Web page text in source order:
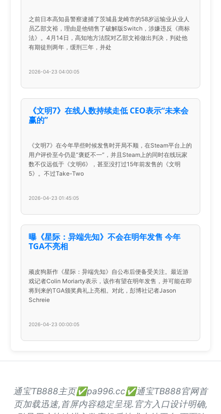
之前日本高知县警察逮捕了茨城县龙崎市的58岁运输业从业人
员乙部文裕，理由是他销售了破解版Switch，涉嫌违反《商标
法》。4月14日，高知地方法院对乙部文裕做出判决，判处他
有期徒刑两年，缓刑三年，并处
2026-04-23 04:00:05
《文明7》在线人数持续走低 CEO表示“未来会
赢的”
《文明7》在今年早些时候发售时开局不顺，在Steam平台上的
用户评价至今仍是“褒贬不一”，并且Steam上的同时在线玩家
数不仅远低于《文明6》，甚至没打过15年前发售的《文明
5》。不过Take-Two
2026-04-23 01:45:05
曝《星际：异端先知》不会在明年发售 今年
TGA不亮相
顽皮狗新作《星际：异端先知》自公布后便备受关注。最近游
戏记者Colin Moriarty表示，该作有望在明年发售，并可能在即
将到来的TGA颁奖典礼上亮相。对此，彭博社记者Jason
Schreie
2026-04-23 00:00:05
通宝TB888主页✅pa996.cc✅通宝TB888官网首
页加载迅速,首屏内容稳定呈现.官方入口设计明确,